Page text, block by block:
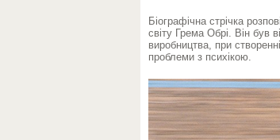
Біографічна стрічка
світу Грема Обрі. Він був
виробництва, при
проблеми з психікою.